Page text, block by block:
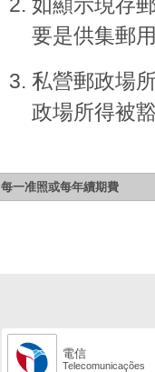
要是供集郵
私營郵政場
政場所得被
每一准照或每年續期費
電信
Telecomunicações